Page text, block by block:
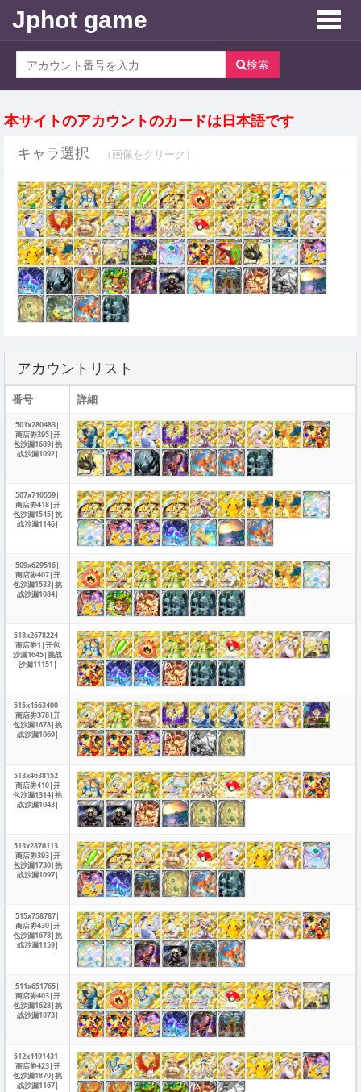
Toggle
Jphot game
検索
本サイトのアカウントのカードは日本語です
キャラ選択
（画像をクリーク）
アカウントリスト
番号 詳細
501x280483|
商店劵395|开
包沙漏1689|挑
战沙漏1092|
507x710559|
商店劵418|开
包沙漏1545|挑
战沙漏1146|
509x629516|
商店劵407|开
包沙漏1533|挑
战沙漏1084|
518x2678224|
商店劵1|开包
沙漏1645|挑战
沙漏11151|
515x4563400|
商店劵378|开
包沙漏1678|挑
战沙漏1069|
513x4638152|
商店劵410|开
包沙漏1314|挑
战沙漏1043|
513x2876113|
商店劵393|开
包沙漏1730|挑
战沙漏1097|
515x758787|
商店劵430|开
包沙漏1678|挑
战沙漏1159|
511x651765|
商店劵403|开
包沙漏1628|挑
战沙漏1073|
512x4491431|
商店劵423|开
包沙漏1870|挑
战沙漏1167|